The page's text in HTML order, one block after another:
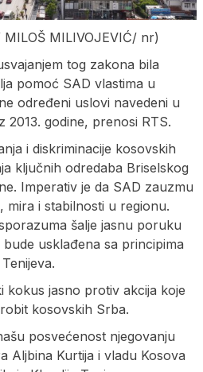
MILIVOJEVIĆ/ nr)
tog zakona bila
pomoć SAD vlastima u
određeni uslovi navedeni u
2013. godine, prenosi RTS.
i diskriminacije kosovskih
ključnih odredaba Briselskog
Imperativ je da SAD zauzmu
mira i stabilnosti u regionu.
šalje jasnu poruku
usklađena sa principima
kokus jasno protiv akcija koje
kosovskih Srba.
posvećenost njegovanju
Aljbina Kurtija i vladu Kosova